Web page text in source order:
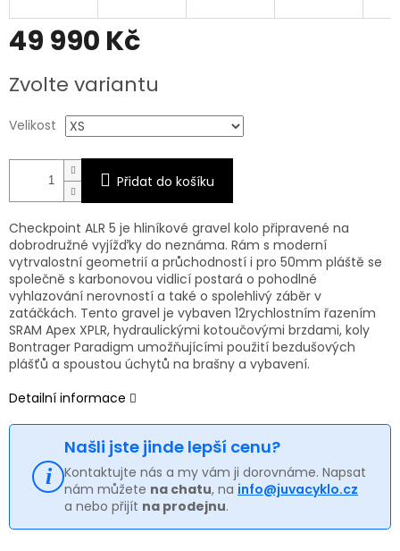
49 990 Kč
cena:
Zvolte variantu
Velikost
Přidat do košíku
Checkpoint ALR 5 je hliníkové gravel kolo připravené na
dobrodružné vyjížďky do neznáma. Rám s moderní
vytrvalostní geometrií a průchodností i pro 50mm pláště se
společně s karbonovou vidlicí postará o pohodlné
vyhlazování nerovností a také o spolehlivý záběr v
zatáčkách. Tento gravel je vybaven 12rychlostním řazením
SRAM Apex XPLR, hydraulickými kotoučovými brzdami, koly
Bontrager Paradigm umožňujícími použití bezdušových
plášťů a spoustou úchytů na brašny a vybavení.
Detailní informace
Našli jste jinde lepší cenu?
Kontaktujte nás a my vám ji dorovnáme. Napsat
nám můžete na chatu, na info@juvacyklo.cz
a nebo přijít na prodejnu.